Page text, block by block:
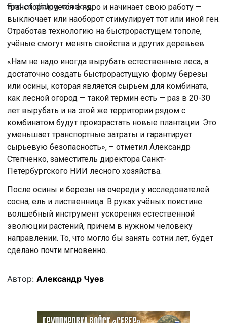
End of dialog window.
транспортируется в ядро и начинает свою работу —
выключает или наоборот стимулирует тот или иной ген.
Отработав технологию на быстрорастущем тополе,
учёные смогут менять свойства и других деревьев.
«Нам не надо иногда вырубать естественные леса, а
достаточно создать быстрорастущую форму березы
или осины, которая является сырьём для комбината,
как лесной огород — такой термин есть — раз в 20-30
лет вырубать и на этой же территории рядом с
комбинатом будут произрастать новые плантации. Это
уменьшает транспортные затраты и гарантирует
сырьевую безопасность», – отметил Александр
Степченко, заместитель директора Санкт-
Петербургского НИИ лесного хозяйства.
После осины и березы на очереди у исследователей
сосна, ель и лиственница. В руках учёных поистине
волшебный инструмент ускорения естественной
эволюции растений, причем в нужном человеку
направлении. То, что могло бы занять сотни лет, будет
сделано почти мгновенно.
Автор: Александр Чуев